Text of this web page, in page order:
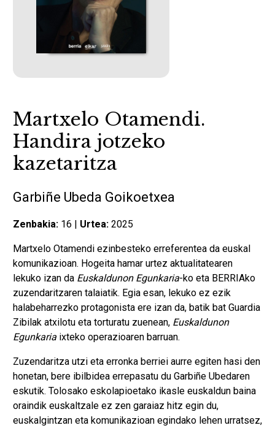
Martxelo Otamendi.
Handira jotzeko
kazetaritza
Garbiñe Ubeda Goikoetxea
Zenbakia:16 | Urtea:2025
Martxelo Otamendi ezinbesteko erreferentea da euskal
komunikazioan. Hogeita hamar urtez aktualitatearen
lekuko izan da Euskaldunon Egunkaria-ko eta BERRIAko
zuzendaritzaren talaiatik. Egia esan, lekuko ez ezik
halabeharrezko protagonista ere izan da, batik bat Guardia
Zibilak atxilotu eta torturatu zuenean, Euskaldunon
Egunkariaixteko operazioaren barruan.
Zuzendaritza utzi eta erronka berriei aurre egiten hasi den
honetan, bere ibilbidea errepasatu du Garbiñe Ubedaren
eskutik. Tolosako eskolapioetako ikasle euskaldun baina
oraindik euskaltzale ez zen garaiaz hitz egin du,
euskalgintzan eta komunikazioan egindako lehen urratsez,